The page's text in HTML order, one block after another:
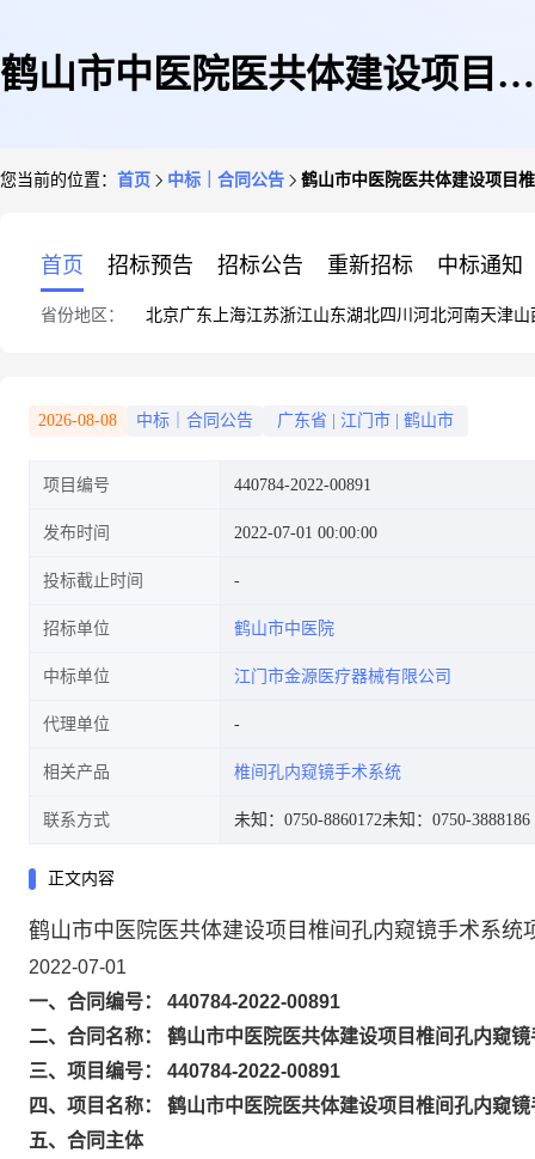
鹤山市中医院医共体建设项目椎
您当前的位置： 首页 中标｜合同公告 鹤山市中医院医共体建设项目
首页 招标预告 招标公告 重新招标 中标通知
省份地区： 北京广东 上海江苏浙江山东湖北四川 河北河南天津山
2026-08-08 中标｜合同公告 广东省 江门市 鹤山市
项目编号 440784-2022-00891
发布时间 2022-07-01 00:00:00
投标截止时间
招标单位 鹤山市中医院
中标单位 江门市金源医疗器械有限公司
代理单位
相关产品 椎间孔内窥镜手术系统
联系方式 未知：0750-8860172未知：0750-3888186
正文内容
鹤山市中医院医共体建设项目椎间孔内窥镜手术系统
2022-07-01
一、合同编号： 440784-2022-00891
二、合同名称： 鹤山市中医院医共体建设项目椎间孔内窥
三、项目编号： 440784-2022-00891
四、项目名称： 鹤山市中医院医共体建设项目椎间孔内窥
五、合同主体